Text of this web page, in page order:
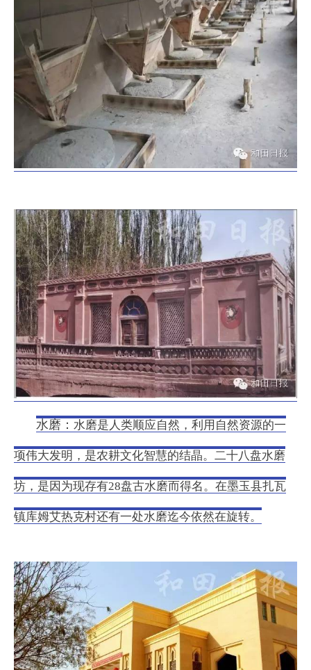
水磨： 水磨是人类顺应自然，利用自然资源的一
项伟大发明，是农耕文化智慧的结晶。二十八盘水磨
坊，是因为现存有28盘古水磨而得名。在墨玉县扎瓦
镇库姆艾热克村还有一处水磨迄今依然在旋转。